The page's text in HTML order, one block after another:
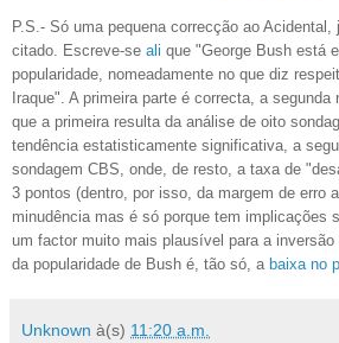
P.S.- Só uma pequena correcção ao
citado. Escreve-se ali que "George Bush está
popularidade, nomeadamente no que diz
Iraque". A primeira parte é correcta, a
que a primeira resulta da análise de oito
tendência estatisticamente significativa, a
sondagem CBS, onde, de resto, a taxa de
3 pontos (dentro, por isso, da margem de erro
minudência mas é só porque tem implicações
um factor muito mais plausível para a
da popularidade de Bush é, tão só, a baixa no
Unknown à(s) 11:20 a.m.